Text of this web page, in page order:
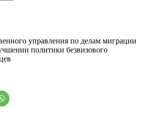
управления по делам миграции
политики безвизового